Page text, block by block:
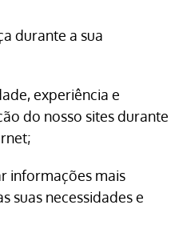
durante a sua
experiência e
do nosso sites durante
informações mais
suas necessidades e